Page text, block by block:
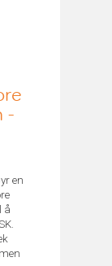
-
en
å